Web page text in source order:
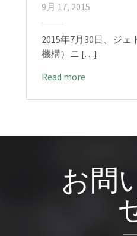
9月 17, 2015
2015年7月30日、ジ
機構）ニ […]
Read more
お問